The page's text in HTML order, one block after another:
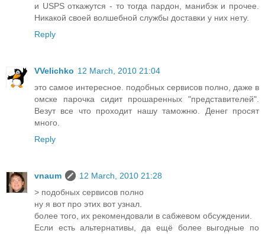
и USPS откажутся - то тогда пардон, манибэк и прочее.
Никакой своей волшебной службы доставки у них нету.
Reply
VVelichko 12 March, 2010 21:04
это самое интересное. подобных сервисов полно, даже в
омске парочка сидит прошаренных "представителей".
Везут все что проходит нашу таможню. Денег просят
много.
Reply
vnaum
12 March, 2010 21:28
> подобных сервисов полно
ну я вот про этих вот узнал.
более того, их рекомендовали в сабжевом обсуждении.
Если есть альтернативы, да ещё более выгодные по